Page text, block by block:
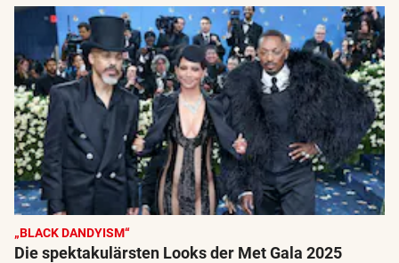
„BLACK DANDYISM“
Die spektakulärsten Looks der Met Gala 2025